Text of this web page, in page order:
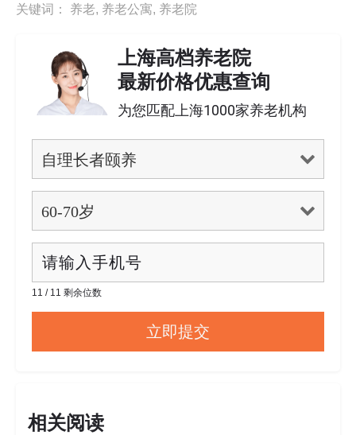
关键词： 养老, 养老公寓, 养老院
上海高档养老院
最新价格优惠查询
为您匹配上海1000家养老机构
11 / 11 剩余位数
相关阅读